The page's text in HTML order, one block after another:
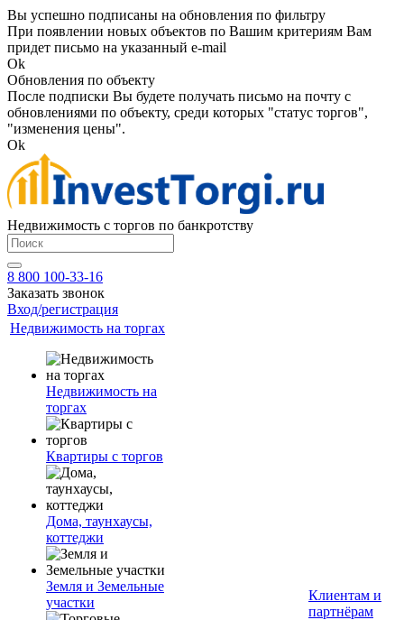
Вы успешно подписаны на обновления по фильтру
При появлении новых объектов по Вашим критериям Вам
придет письмо на указанный e-mail
Ok
Обновления по объекту
После подписки Вы будете получать письмо на почту с
обновлениями по объекту, среди которых "статус торгов",
"изменения цены".
Ok
Недвижимость с торгов по банкротству
8 800 100-33-16
Заказать звонок
Вход/регистрация
Недвижимость на торгах
Недвижимость на
торгах
Квартиры с торгов
Дома, таунхаусы,
коттеджи
Земля и Земельные
участки
Клиентам и
партнёрам